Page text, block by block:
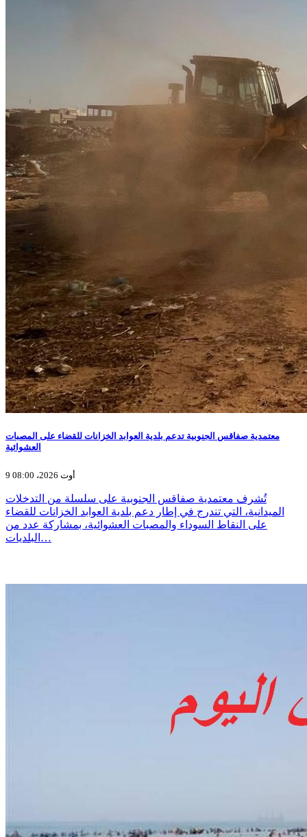
معتمدية صفاقس الجنوبية تدعم بلدية العوابد الخزانات للقضاء على المصبات
العشوائية
9 أوت 2026، 08:00
تُشرف معتمدية صفاقس الجنوبية على سلسلة من التدخلات
الميدانية، التي تندرج في إطار دعم بلدية العوابد الخزانات للقضاء
على النقاط السوداء والمصبات العشوائية، بمشاركة عدد من
البلديات…